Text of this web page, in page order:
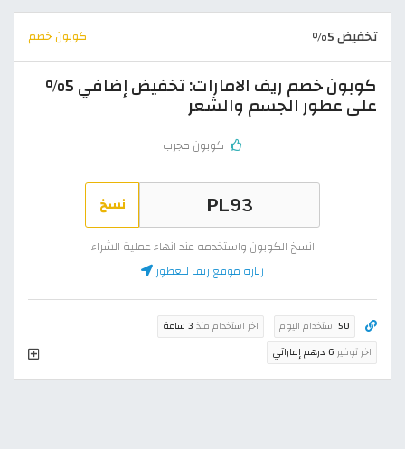
تخفيض 5% كوبون خصم
كوبون خصم ريف الامارات: تخفيض إضافي 5%
على عطور الجسم والشعر
كوبون مجرب
نسخ
انسخ الكوبون واستخدمه عند انهاء عملية الشراء
زيارة موقع ريف للعطور
50 استخدام اليوم اخر استخدام منذ 3 ساعة
اخر توفير 6 درهم إماراتي